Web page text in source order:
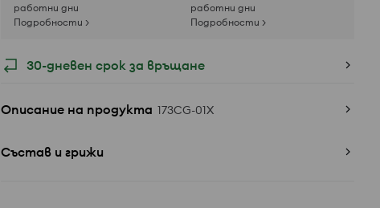
работни дни
Подробности >
работни дни
Подробности >
30-дневен срок за връщане
Описание на продукта 173CG-01X
Състав и грижи